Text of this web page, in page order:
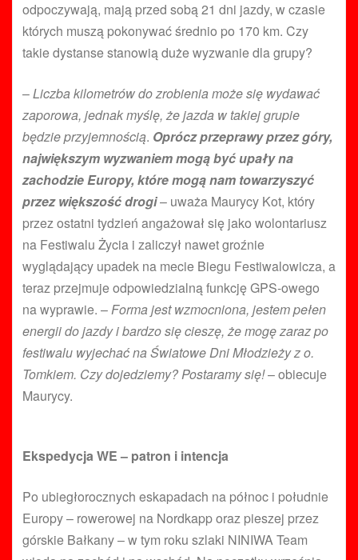
odpoczywają, mają przed sobą 21 dni jazdy, w czasie
których muszą pokonywać średnio po 170 km. Czy
takie dystanse stanowią duże wyzwanie dla grupy?
–Liczba kilometrów do zrobienia może się wydawać
zaporowa, jednak myślę, że jazda w takiej grupie
będzie przyjemnością. Oprócz przeprawy przez góry,
największym wyzwaniem mogą być upały na
zachodzie Europy, które mogą nam towarzyszyć
przez większość drogi– uważa Maurycy Kot, który
przez ostatni tydzień angażował się jako wolontariusz
na Festiwalu Życia i zaliczył nawet groźnie
wyglądający upadek na mecie Biegu Festiwalowicza, a
teraz przejmuje odpowiedzialną funkcję GPS-owego
na wyprawie. –Forma jest wzmocniona, jestem pełen
energii do jazdy i bardzo się cieszę, że mogę zaraz po
festiwalu wyjechać na Światowe Dni Młodzieży z o.
Tomkiem. Czy dojedziemy? Postaramy się!– obiecuje
Maurycy.
Ekspedycja WE – patron i intencja
Po ubiegłorocznych eskapadach na północ i południe
Europy – rowerowej na Nordkapp oraz pieszej przez
górskie Bałkany – w tym roku szlaki NINIWA Team